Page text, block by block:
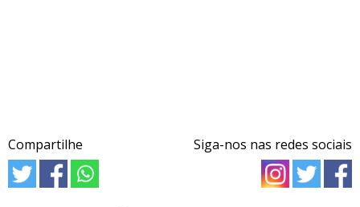
Compartilhe Siga-nos nas redes sociais